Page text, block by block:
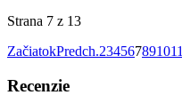
Strana 7 z 13
ZačiatokPredch.234567891011
Recenzie